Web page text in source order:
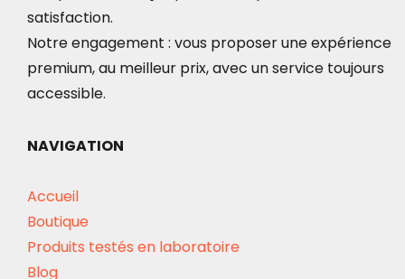
satisfaction.
Notre engagement : vous proposer une expérience
premium, au meilleur prix, avec un service toujours
accessible.
NAVIGATION
Accueil
Boutique
Produits testés en laboratoire
Blog